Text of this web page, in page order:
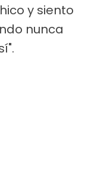
y siento
nunca